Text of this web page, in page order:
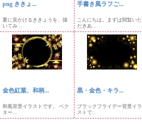
png ききょ...
夏に見かけるききょうを、描
いてみ...
手書き風ラフご...
こんにちは。まずは閲覧いた
だきあ...
金色紅葉、和柄...
和風背景イラストです。 ベク
ター...
黒・金色・キラ...
ブラックフライデー背景イラ
ストで...